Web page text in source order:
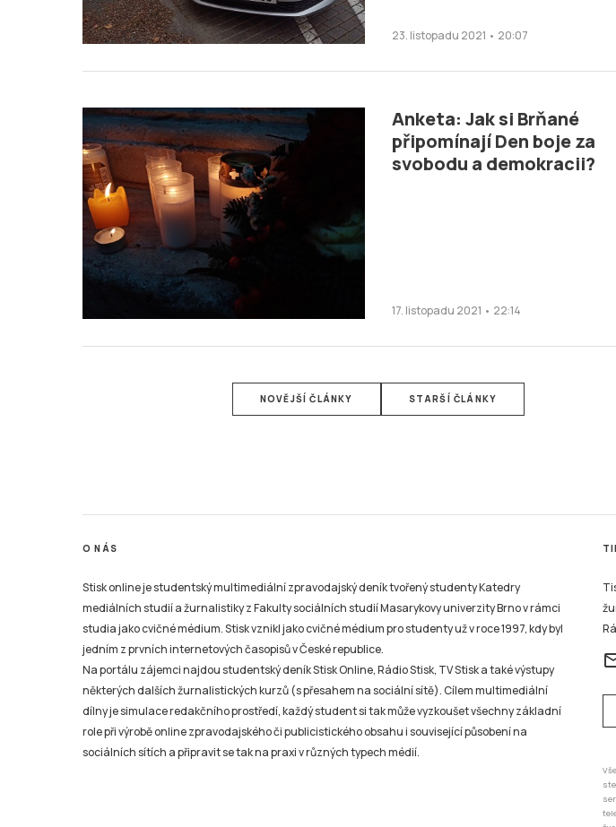
23. listopadu 2021 • 20:07
Anketa: Jak si Brňané
připomínají Den boje za
svobodu a demokracii?
17. listopadu 2021 • 22:14
NOVĚJŠÍ ČLÁNKY STARŠÍ ČLÁNKY
O NÁS
Stisk online je studentský multimediální zpravodajský deník tvořený studenty Katedry
mediálních studií a žurnalistiky z Fakulty sociálních studií Masarykovy univerzity Brno v rámci
studia jako cvičné médium. Stisk vznikl jako cvičné médium pro studenty už v roce 1997, kdy byl
jedním z prvních internetových časopisů v České republice.
Na portálu zájemci najdou studentský deník Stisk Online, Rádio Stisk, TV Stisk a také výstupy
některých dalších žurnalistických kurzů (s přesahem na sociální sítě). Cílem multimediální
dílny je simulace redakčního prostředí, každý student si tak může vyzkoušet všechny základní
role při výrobě online zpravodajského či publicistického obsahu i související působení na
sociálních sítích a připravit se tak na praxi v různých typech médií.